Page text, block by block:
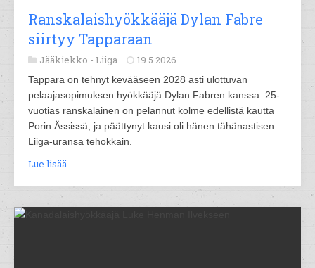
Ranskalaishyökkääjä Dylan Fabre
siirtyy Tapparaan
Jääkiekko - Liiga 19.5.2026
Tappara on tehnyt kevääseen 2028 asti ulottuvan
pelaajasopimuksen hyökkääjä Dylan Fabren kanssa. 25-
vuotias ranskalainen on pelannut kolme edellistä kautta
Porin Ässissä, ja päättynyt kausi oli hänen tähänastisen
Liiga-uransa tehokkain.
Lue lisää